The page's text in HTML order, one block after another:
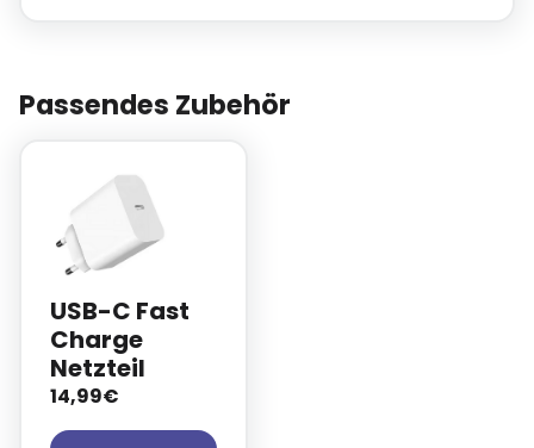
Passendes Zubehör
USB-C Fast
Charge
Netzteil
14,99€